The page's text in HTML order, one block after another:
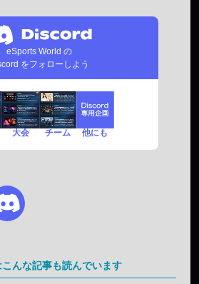
eSports World の
をフォローしよう
大会 チーム 他にも
んな記事も読んでいます